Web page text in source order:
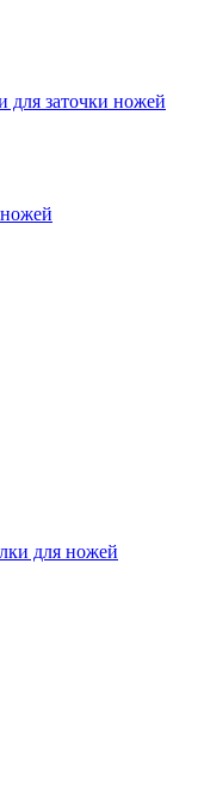
для заточки ножей
для ножей